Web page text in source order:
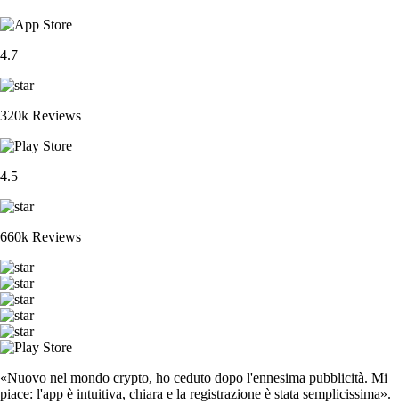
4.7
320k Reviews
4.5
660k Reviews
«Nuovo nel mondo crypto, ho ceduto dopo l'ennesima pubblicità. Mi
piace: l'app è intuitiva, chiara e la registrazione è stata semplicissima».